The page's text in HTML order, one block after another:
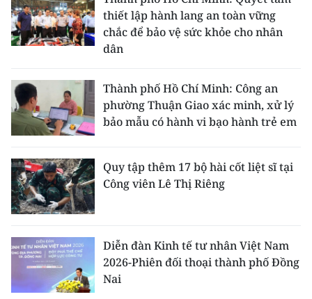
thiết lập hành lang an toàn vững
chắc để bảo vệ sức khỏe cho nhân
dân
Thành phố Hồ Chí Minh: Công an
phường Thuận Giao xác minh, xử lý
bảo mẫu có hành vi bạo hành trẻ em
Quy tập thêm 17 bộ hài cốt liệt sĩ tại
Công viên Lê Thị Riêng
Diễn đàn Kinh tế tư nhân Việt Nam
2026-Phiên đối thoại thành phố Đồng
Nai